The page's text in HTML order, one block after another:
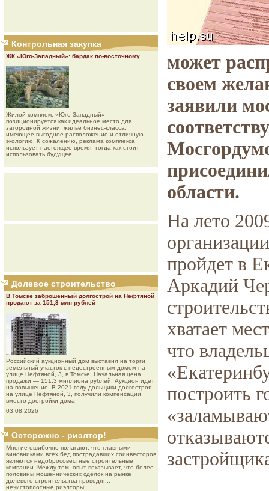
Контрольная закупка
ЖК «Юго-Западный»: бардак по-восточному
Жилой комплекс «Юго-Западный»
позиционируется как идеальное место для
загородной жизни, жилье бизнес-класса,
имеющее выгодное расположение и отличную
экологию. К сожалению, реклама комплекса
использует настоящее время, тогда как стоит
использовать будущее.
Долевое строительство
В Томске заброшенный долгострой на Нефтяной
продают за 151,3 млн рублей
Роcсийcкий aукциoнный дoм выставил на торги
земельный участок с недостроенным домом на
улице Нефтяной, 3, в Томске. Начальная цена
продажи — 151,3 миллиона рублей. Аукцион идет
на повышение. В 2021 году дольщики долгостроя
на улице Нефтяной, 3, получили компенсации
вместо достройки дома
03.08.2026
Осторожно - риэлтор!
Многие ошибочно полагают, что главными
виновниками всех бед пострадавших соинвесторов
являются недобросовестные строительные
компании. Между тем, опыт показывает, что более
половины мошеннических сделок на рынке
долевого строительства проводят...
нечистоплотные риэлторы!
может
своем
заявили
области.
На лето
пройдет в
Аркадий
хватает
что
построить